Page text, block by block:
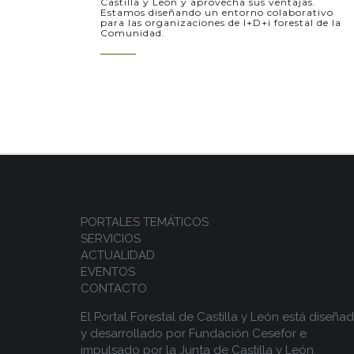
Estamos diseñando un entorno colaborativo
para las organizaciones de I+D+i forestal de la
Comunidad.
PORTALES TEMÁTICOS
SERVICIOS
ACTUALIDAD
EVENTOS
CONTACTO
El Portal Forestal de Castilla y León está
y desarrollado por Fundación Cesefor e
impulsado por la Junta de Castilla y León.